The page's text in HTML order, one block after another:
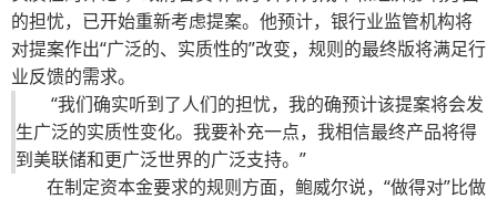
的担忧，已开始重新考虑提案。他预计，银行业监管机构将
对提案作出“广泛的、实质性的”改变，规则的最终版将满足行
业反馈的需求。
“我们确实听到了人们的担忧，我的确预计该提案将会发
生广泛的实质性变化。我要补充一点，我相信最终产品将得
到美联储和更广泛世界的广泛支持。”
在制定资本金要求的规则方面，鲍威尔说，“做得对”比做